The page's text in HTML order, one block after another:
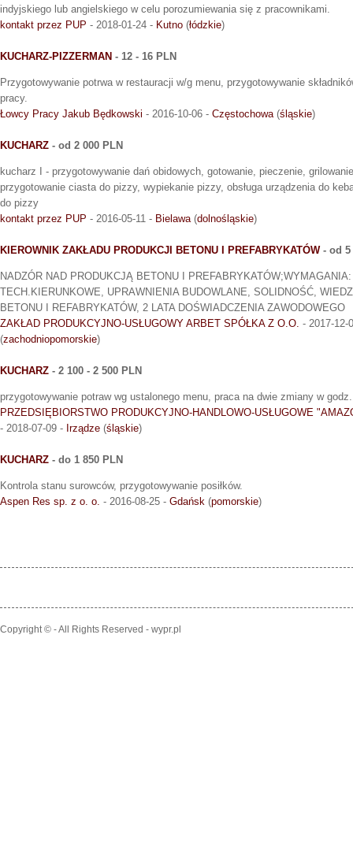
indyjskiego lub angielskiego w celu porozumiewania się z pracownikami.
kontakt przez PUP - 2018-01-24 - Kutno (łódzkie)
KUCHARZ-PIZZERMAN - 12 - 16 PLN
Przygotowywanie potrwa w restauracji w/g menu, przygotowywanie
pracy.
Łowcy Pracy Jakub Będkowski - 2016-10-06 - Częstochowa (śląskie)
KUCHARZ - od 2 000 PLN
kucharz I - przygotowywanie dań obidowych, gotowanie, pieczenie,
przygotowanie ciasta do pizzy, wypiekanie pizzy, obsługa urządzenia do
do pizzy
kontakt przez PUP - 2016-05-11 - Bielawa (dolnośląskie)
KIEROWNIK ZAKŁADU PRODUKCJI BETONU I PREFABRYKATÓW- od 5
NADZÓR NAD PRODUKCJĄ BETONU I
TECH.KIERUNKOWE, UPRAWNIENIA BUDOWLANE, SOLIDNOŚĆ,
BETONU I REFABRYKATÓW, 2 LATA DOŚWIADCZENIA ZAWODOWEGO
ZAKŁAD PRODUKCYJNO-USŁUGOWY ARBET SPÓŁKA Z O.O. - 2017-12-
(zachodniopomorskie)
KUCHARZ - 2 100 - 2 500 PLN
przygotowywanie potraw wg ustalonego menu, praca na dwie zmiany w
PRZEDSIĘBIORSTWO PRODUKCYJNO-HANDLOWO-USŁUGOWE
- 2018-07-09 - Irządze (śląskie)
KUCHARZ - do 1 850 PLN
Kontrola stanu surowców, przygotowywanie posiłków.
Aspen Res sp. z o. o. - 2016-08-25 - Gdańsk (pomorskie)
Copyright © - All Rights Reserved - wypr.pl